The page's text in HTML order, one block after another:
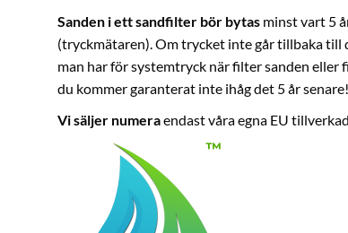
Sanden i ett sandfilter bör bytas minst vart 5
(tryckmätaren). Om trycket inte går tillbaka till
man har för systemtryck när filter sanden eller
du kommer garanterat inte ihåg det 5 år senare!
Vi säljer numeraendast våra egna EU